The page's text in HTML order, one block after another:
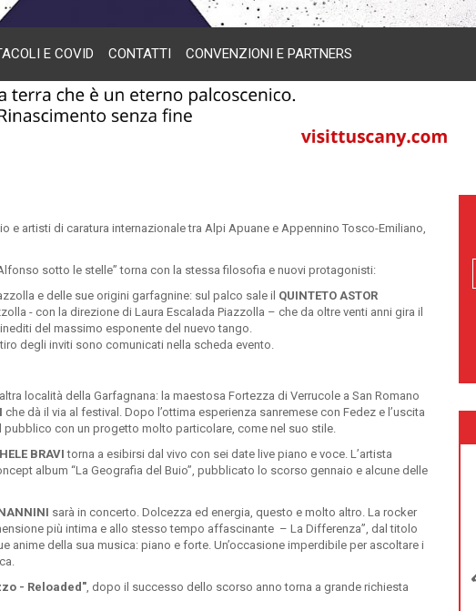
E COVID CONTATTI CONVENZIONI E PARTNERS
artisti di caratura internazionale tra Alpi Apuane e Appennino Tosco-Emiliano,
sotto le stelle” torna con la stessa filosofia e nuovi protagonisti:
e delle sue origini garfagnine: sul palco sale il QUINTETO ASTOR
- con la direzione di Laura Escalada Piazzolla – che da oltre venti anni gira il
del massimo esponente del nuevo tango.
degli inviti sono comunicati nella scheda evento.
località della Garfagnana: la maestosa Fortezza di Verrucole a San Romano
che dà il via al festival. Dopo l’ottima esperienza sanremese con Fedez e l’uscita
pubblico con un progetto molto particolare, come nel suo stile.
BRAVItorna a esibirsi dal vivo con sei date live piano e voce. L’artista
album “La Geografia del Buio”, pubblicato lo scorso gennaio e alcune delle
sarà in concerto. Dolcezza ed energia, questo e molto altro. La rocker
più intima e allo stesso tempo affascinante – La Differenza”, dal titolo
anime della sua musica: piano e forte. Un’occasione imperdibile per ascoltare i
- Reloaded", dopo il successo dello scorso anno torna a grande richiesta